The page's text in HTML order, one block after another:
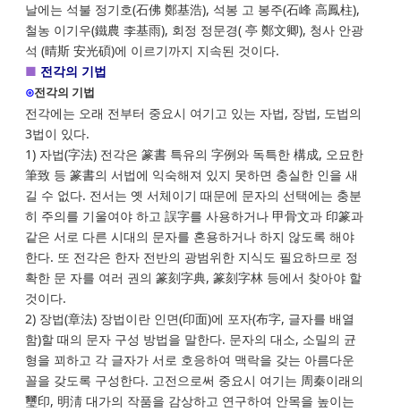
날에는 석불 정기호(石佛 鄭基浩), 석봉 고 봉주(石峰 高鳳柱),
철농 이기우(鐵農 李基雨), 회정 정문경( 亭 鄭文卿), 청사 안광
석 (晴斯 安光碩)에 이르기까지 지속된 것이다.
■ 전각의 기법
⊙전각의 기법
전각에는 오래 전부터 중요시 여기고 있는 자법, 장법, 도법의
3법이 있다.
1) 자법(字法) 전각은 篆書 특유의 字例와 독특한 構成, 오묘한
筆致 등 篆書의 서법에 익숙해져 있지 못하면 충실한 인을 새
길 수 없다. 전서는 옛 서체이기 때문에 문자의 선택에는 충분
히 주의를 기울여야 하고 誤字를 사용하거나 甲骨文과 印篆과
같은 서로 다른 시대의 문자를 혼용하거나 하지 않도록 해야
한다. 또 전각은 한자 전반의 광범위한 지식도 필요하므로 정
확한 문 자를 여러 권의 篆刻字典, 篆刻字林 등에서 찾아야 할
것이다.
2) 장법(章法) 장법이란 인면(印面)에 포자(布字, 글자를 배열
함)할 때의 문자 구성 방법을 말한다. 문자의 대소, 소밀의 균
형을 꾀하고 각 글자가 서로 호응하여 맥락을 갖는 아름다운
꼴을 갖도록 구성한다. 고전으로써 중요시 여기는 周秦이래의
璽印, 明淸 대가의 작품을 감상하고 연구하여 안목을 높이는